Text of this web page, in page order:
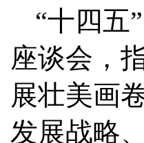
“十四五
座谈会，
展壮美画
发展战略